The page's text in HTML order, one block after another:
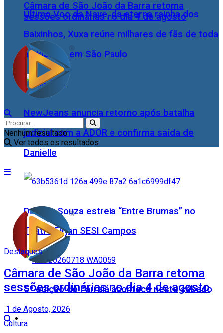
Último Voo da Nave, da eterna rainha dos
Baixinhos, Xuxa reúne milhares de fãs de toda
as idades, em São Paulo
NewJeans anuncia retorno após batalha
judicial com a ADOR e confirma saída de
Danielle
Daniele Souza estreia “Entre Brumas” no
Teatro Firjan SESI Campos
5ª edição do Farraiá acontece neste sábado
Câmara de São João da Barra retoma
sessões ordinárias no dia 4 de agosto
Nenhum resultado
Ver todos os resultados
Destaques
Câmara de São João da Barra retoma
sessões ordinárias no dia 4 de agosto
1 de Agosto, 2026
Cultura